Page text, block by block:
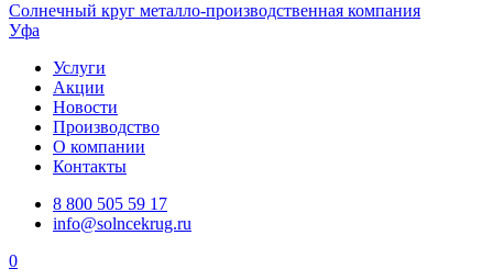
Солнечный круг металло-производственная компания
Уфа
Услуги
Акции
Новости
Производство
О компании
Контакты
8 800 505 59 17
info@solncekrug.ru
0